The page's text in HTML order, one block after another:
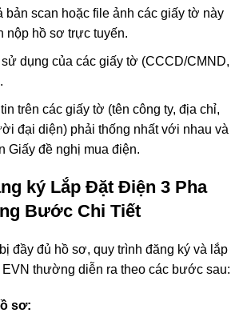
bản scan hoặc file ảnh các giấy tờ này
nộp hồ sơ trực tuyến.
sử dụng của các giấy tờ (CCCD/CMND,
trên các giấy tờ (tên công ty, địa chỉ,
đại diện) phải thống nhất với nhau và
Giấy đề nghị mua điện.
ký Lắp Đặt Điện 3 Pha
Bước Chi Tiết
đầy đủ hồ sơ, quy trình đăng ký và lắp
thường diễn ra theo các bước sau:
sơ: